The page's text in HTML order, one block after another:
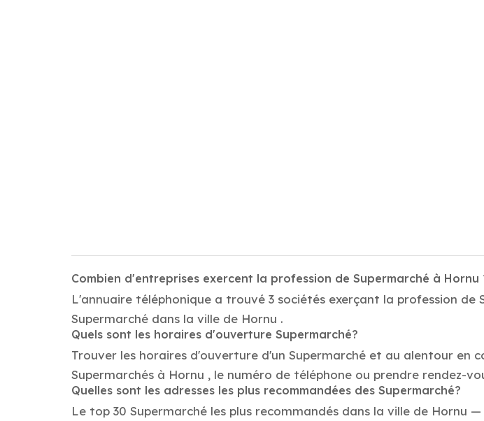
Combien d'entreprises exercent la profession de Supermarché à Hornu
L'annuaire téléphonique a trouvé 3 sociétés exerçant la profession
Supermarché dans la ville de Hornu .
Quels sont les horaires d'ouverture Supermarché?
Trouver les horaires d'ouverture d'un Supermarché et au alentour en
Supermarchés à Hornu , le numéro de téléphone ou prendre rendez-
Quelles sont les adresses les plus recommandées des Supermarché?
Le top 30 Supermarché les plus recommandés dans la ville de Hornu